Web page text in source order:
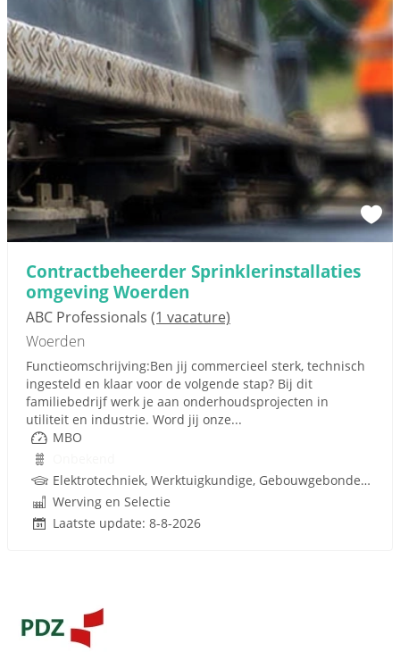
Contractbeheerder Sprinklerinstallaties
omgeving Woerden
ABC Professionals (1 vacature)
Woerden
Functieomschrijving:Ben jij commercieel sterk, technisch
ingesteld en klaar voor de volgende stap? Bij dit
familiebedrijf werk je aan onderhoudsprojecten in
utiliteit en industrie. Word jij onze...
MBO
Elektrotechniek, Werktuigkundige, Gebouwgebonden installaties, Techniek
Werving en Selectie
Laatste update: 8-8-2026